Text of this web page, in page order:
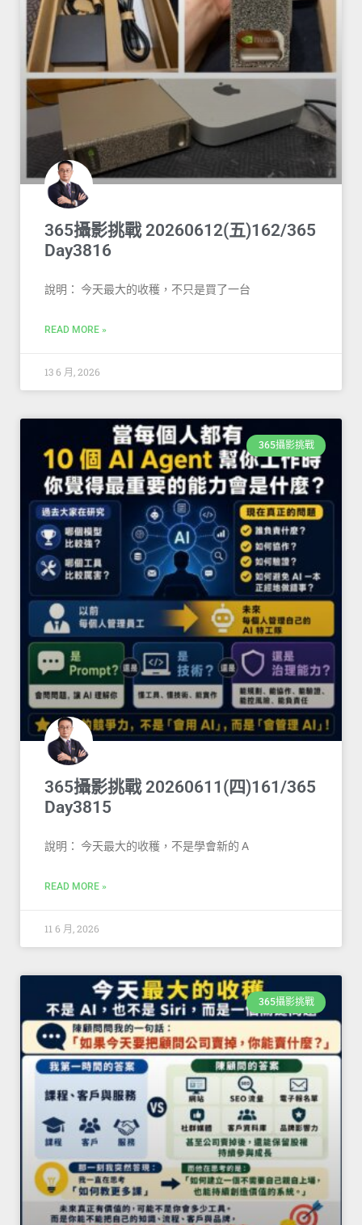
365攝影挑戰 20260612(五)162/365
Day3816
說明： 今天最大的收穫，不只是買了一台
READ MORE »
13 6 月, 2026
365攝影挑戰
365攝影挑戰 20260611(四)161/365
Day3815
說明： 今天最大的收穫，不是學會新的 A
READ MORE »
11 6 月, 2026
365攝影挑戰